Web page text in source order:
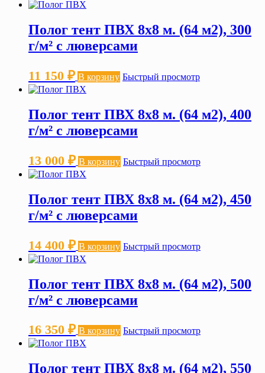
–
195 000 ₽
Опции
можно
Полог тент ПВХ 8х8 м. (64 м2), 300
г/м² с люверсами
11 150 ₽ В корзину Быстрый просмотр
Полог тент ПВХ 8х8 м. (64 м2), 400
г/м² с люверсами
13 000 ₽ В корзину Быстрый просмотр
Полог тент ПВХ 8х8 м. (64 м2), 450
г/м² с люверсами
14 400 ₽ В корзину Быстрый просмотр
Полог тент ПВХ 8х8 м. (64 м2), 500
г/м² с люверсами
16 350 ₽ В корзину Быстрый просмотр
Полог тент ПВХ 8х8 м. (64 м2), 550